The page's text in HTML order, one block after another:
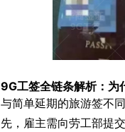
9G工签全链条解析：为
与简单延期的旅游签不
先，雇主需向劳工部提